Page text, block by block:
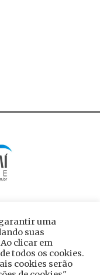
uma
suas
clicar em
todos os cookies.
cookies serão